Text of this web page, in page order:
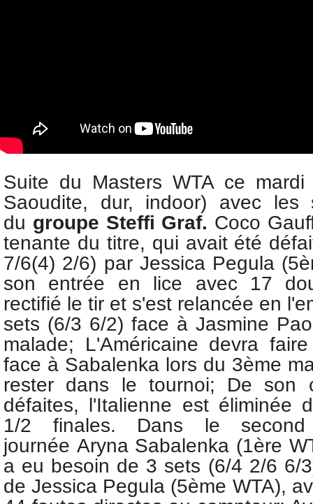
Suite du Masters WTA ce
Saoudite, dur, indoor) avec les
du groupe Steffi Graf. Coco
tenante du titre, qui avait été
7/6(4) 2/6) par Jessica Pegula
son entrée en lice avec 17
rectifié le tir et s'est relancée en
sets (6/3 6/2) face à Jasmine
malade; L'Américaine devra
face à Sabalenka lors du 3ème
rester dans le tournoi; De son
défaites, l'Italienne est éliminée
1/2 finales. Dans le
journée Aryna Sabalenka (1ère
a eu besoin de 3 sets (6/4 2/6 6/
deJessica Pegula (5ème WTA),